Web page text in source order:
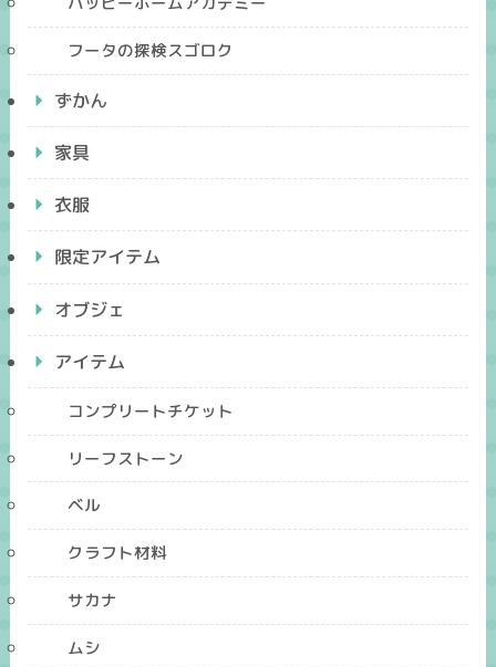
フータの探検スゴロク
ずかん
家具
衣服
限定アイテム
オブジェ
アイテム
コンプリートチケット
リーフストーン
ベル
クラフト材料
サカナ
ムシ